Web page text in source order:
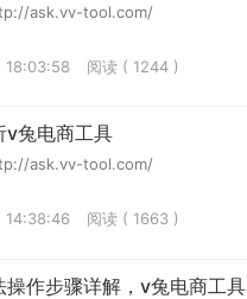
ask.vv-tool.com/
18:03:58 阅读 ( 1244 )
v兔电商工具
ask.vv-tool.com/
14:38:46 阅读 ( 1663 )
作步骤详解，v兔电商工具